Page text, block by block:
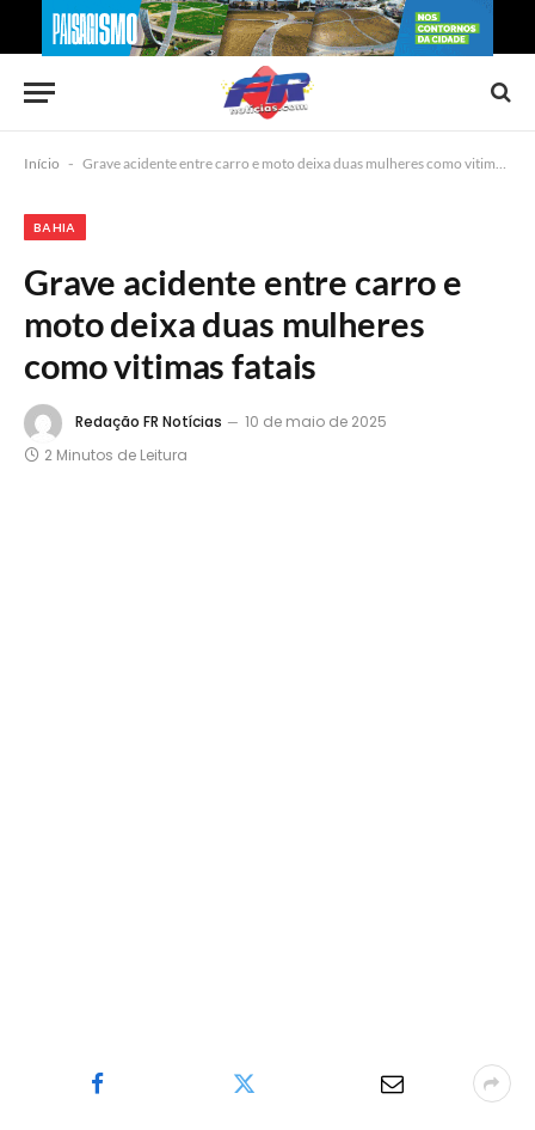
Início - Grave acidente entre carro e moto deixa duas mulheres como vitimas fatais
BAHIA
Grave acidente entre carro e
moto deixa duas mulheres
como vitimas fatais
Redação FR Notícias
10 de maio de 2025
2 Minutos de Leitura